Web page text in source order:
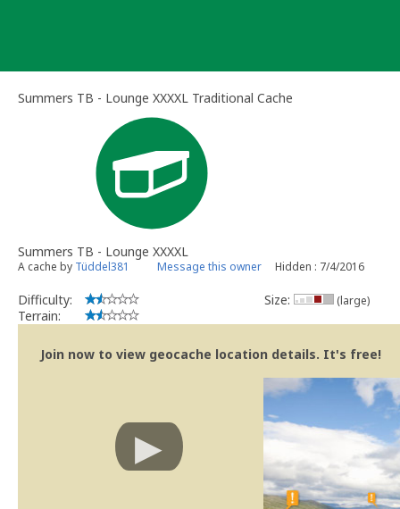
Summers TB - Lounge XXXXL Traditional Cache
Summers TB - Lounge XXXXL
A cache by Tüddel381 Message this owner Hidden : 7/4/2016
Difficulty:
Terrain:
Size: (large)
Join now to view geocache location details. It's free!